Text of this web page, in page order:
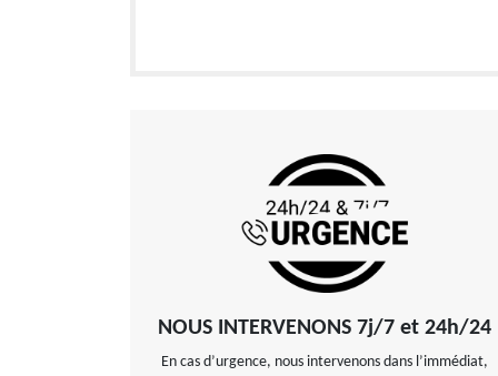
NOUS INTERVENONS 7j/7 et 24h/24
En cas d’urgence, nous intervenons dans l’immédiat,